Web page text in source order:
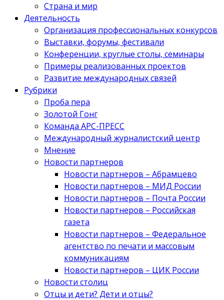
Страна и мир
Деятельность
Организация профессиональных конкурсов
Выставки, форумы, фестивали
Конференции, круглые столы, семинары
Примеры реализованных проектов
Развитие международных связей
Рубрики
Проба пера
Золотой Гонг
Команда АРС-ПРЕСС
Международный журналистский центр
Мнение
Новости партнеров
Новости партнеров – Абрамцево
Новости партнеров – МИД России
Новости партнеров – Почта России
Новости партнеров – Российская
газета
Новости партнеров – Федеральное
агентство по печати и массовым
коммуникациям
Новости партнеров – ЦИК России
Новости столиц
Отцы и дети? Дети и отцы?